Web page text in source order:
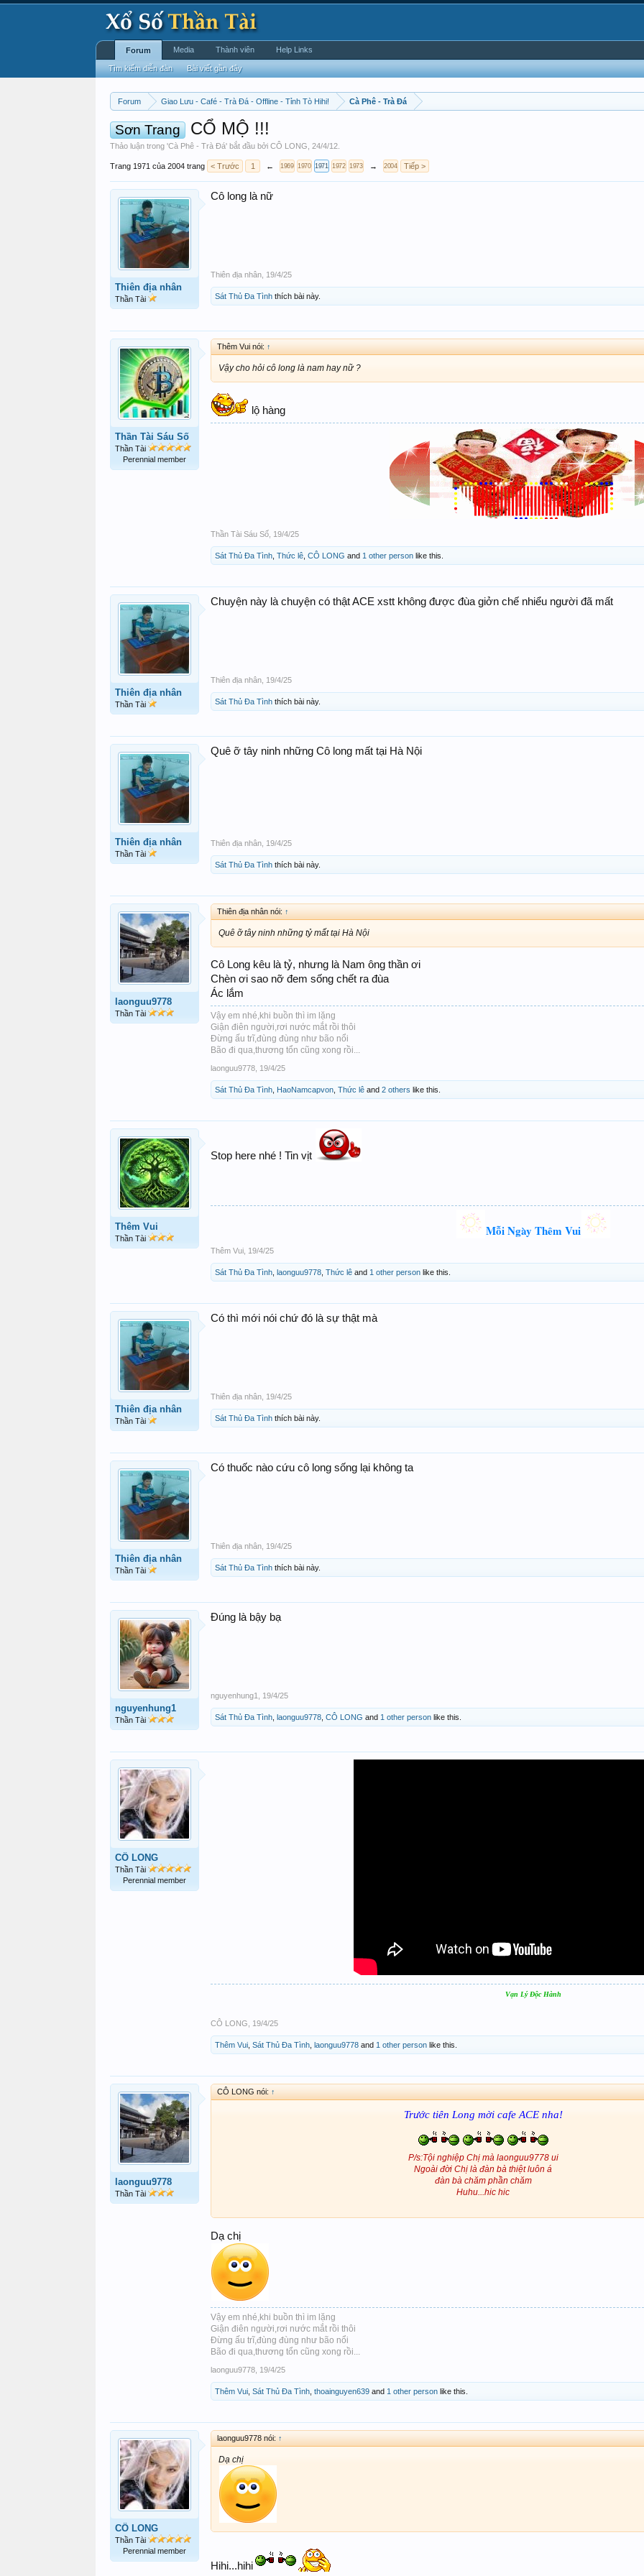
Forum Giao Lưu - Café - Trà Đá - Offline - Tỉnh Tò Hihi! Cà Phê - Trà Đá
Sơn Trang CỔ MỘ !!!
Thảo luận trong 'Cà Phê - Trà Đá' bắt đầu bởi CÔ LONG 24/4/12
Trang 1971 của 2004 trang < Trước 1 ← 1969 1970 1971 1972 1973 → 2004 Tiếp >
Thiên địa nhân
Thần Tài
Cô long là nữ
Thiên địa nhân 19/4/25
Sát Thủ Đa Tình thích bài này.
Thần Tài Sáu Số
Thần Tài
Perennial member
Thêm Vui nói: ↑
Vậy cho hỏi cô long là nam hay nữ ?
lộ hàng
Thần Tài Sáu Số 19/4/25
Sát Thủ Đa Tình Thức lê CÔ LONG and 1 other person like this.
Thiên địa nhân
Thần Tài
Chuyện này là chuyện có thật ACE xstt không được đùa giởn chế nhiểu người đã mất
Thiên địa nhân 19/4/25
Sát Thủ Đa Tình thích bài này.
Thiên địa nhân
Thần Tài
Quê ỡ tây ninh những Cô long mất tại Hà Nội
Thiên địa nhân 19/4/25
Sát Thủ Đa Tình thích bài này.
laonguu9778
Thần Tài
Thiên địa nhân nói: ↑
Quê ỡ tây ninh những tỷ mất tại Hà Nội
Cô Long kêu là tỷ, nhưng là Nam ông thần ơi
Chèn ơi sao nỡ đem sống chết ra đùa
Ác lắm
Vậy em nhé,khi buồn thì im lặng
Giận điên người,rơi nước mắt rồi thôi
Đừng ấu trĩ,đùng đùng như bão nổi
Bão đi qua,thương tổn cũng xong rồi...
laonguu9778 19/4/25
Sát Thủ Đa Tình HaoNamcapvon Thức lê and 2 others like this.
Thêm Vui
Thần Tài
Stop here nhé ! Tin vịt
Mỗi Ngày Thêm Vui
Thêm Vui 19/4/25
Sát Thủ Đa Tình laonguu9778 Thức lê and 1 other person like this.
Thiên địa nhân
Thần Tài
Có thì mới nói chứ đó là sự thật mà
Thiên địa nhân 19/4/25
Sát Thủ Đa Tình thích bài này.
Thiên địa nhân
Thần Tài
Có thuốc nào cứu cô long sống lại không ta
Thiên địa nhân 19/4/25
Sát Thủ Đa Tình thích bài này.
nguyenhung1
Thần Tài
Đúng là bậy bạ
nguyenhung1 19/4/25
Sát Thủ Đa Tình laonguu9778 CÔ LONG and 1 other person like this.
CÔ LONG
Thần Tài
Perennial member
Vạn Lý Độc Hành
CÔ LONG 19/4/25
Thêm Vui Sát Thủ Đa Tình laonguu9778 and 1 other person like this.
laonguu9778
Thần Tài
CÔ LONG nói: ↑
Trước tiên Long mời cafe ACE nha!
P/s:Tội nghiệp Chị mà laonguu9778 ui
Ngoài đời Chị là đàn bà thiệt luôn á
đàn bà chăm phần chăm
Huhu...hic hic
Dạ chị
Vậy em nhé,khi buồn thì im lặng
Giận điên người,rơi nước mắt rồi thôi
Đừng ấu trĩ,đùng đùng như bão nổi
Bão đi qua,thương tổn cũng xong rồi...
laonguu9778 19/4/25
Thêm Vui Sát Thủ Đa Tình thoainguyen639 and 1 other person like this.
CÔ LONG
Thần Tài
Perennial member
laonguu9778 nói: ↑
Dạ chị
Hihi...hihi
Forum
Tìm kiếm diễn đàn Bài viết gần đây
Media Thành viên Help Links